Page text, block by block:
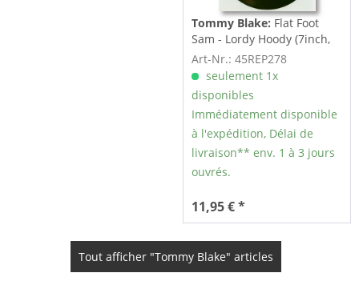
Tommy Blake: Flat Foot
Sam - Lordy Hoody (7inch,
45rpm)
Art-Nr.: 45REP278
seulement 1x
disponibles
Immédiatement disponible
à l'expédition, Délai de
livraison** env. 1 à 3 jours
ouvrés.
11,95 € *
Tout afficher "Tommy Blake" articles